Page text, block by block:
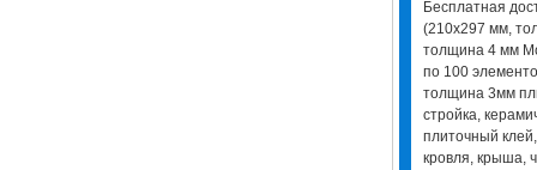
Бесплатная
(210х297 мм,
толщина 4 мм
по 100
толщина 3мм
стройка,
плиточный
кровля, крыша,